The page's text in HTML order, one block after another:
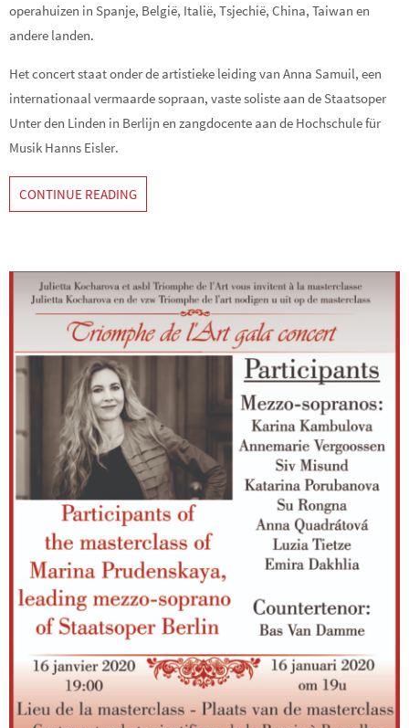
operahuizen in Spanje, België, Italië, Tsjechië, China, Taiwan en
andere landen.
Het concert staat onder de artistieke leiding van Anna Samuil, een
internationaal vermaarde sopraan, vaste soliste aan de Staatsoper
Unter den Linden in Berlijn en zangdocente aan de Hochschule für
Musik Hanns Eisler.
CONTINUE READING